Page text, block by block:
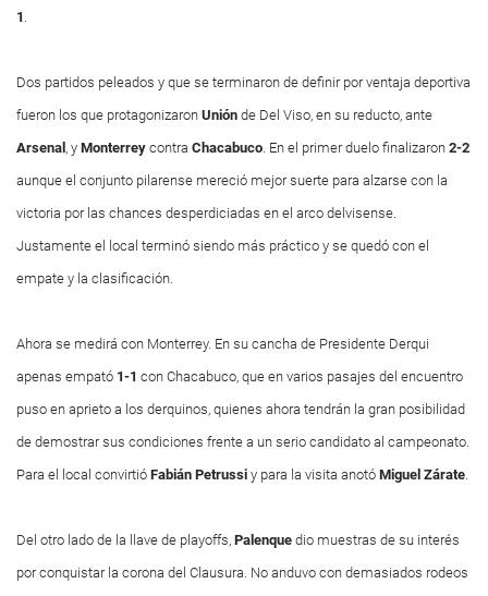
1 .
Dos partidos peleados y que se terminaron de definir por ventaja deportiva
fueron los que protagonizaron Unión de Del Viso, en su reducto, ante
Arsenal , y Monterrey contra Chacabuco. En el primer duelo finalizaron 2-2
aunque el conjunto pilarense mereció mejor suerte para alzarse con la
victoria por las chances desperdiciadas en el arco delvisense.
Justamente el local terminó siendo más práctico y se quedó con el
empate y la clasificación.
Ahora se medirá con Monterrey. En su cancha de Presidente Derqui
apenas empató 1-1 con Chacabuco, que en varios pasajes del encuentro
puso en aprieto a los derquinos, quienes ahora tendrán la gran posibilidad
de demostrar sus condiciones frente a un serio candidato al campeonato.
Para el local convirtió Fabián Petrussi y para la visita anotó Miguel Zárate.
Del otro lado de la llave de playoffs, Palenque dio muestras de su interés
por conquistar la corona del Clausura. No anduvo con demasiados rodeos